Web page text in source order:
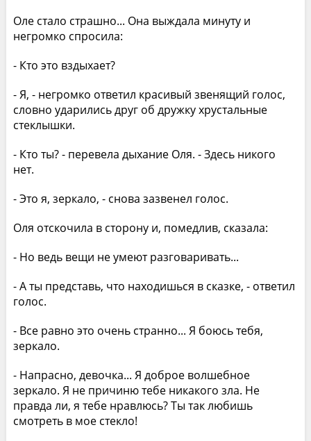
Оле стало страшно... Она выждала минуту и
негромко спросила:
- Кто это вздыхает?
- Я, - негромко ответил красивый звенящий голос,
словно ударились друг об дружку хрустальные
стеклышки.
- Кто ты? - перевела дыхание Оля. - Здесь никого
нет.
- Это я, зеркало, - снова зазвенел голос.
Оля отскочила в сторону и, помедлив, сказала:
- Но ведь вещи не умеют разговаривать...
- А ты представь, что находишься в сказке, - ответил
голос.
- Все равно это очень странно... Я боюсь тебя,
зеркало.
- Напрасно, девочка... Я доброе волшебное
зеркало. Я не причиню тебе никакого зла. Не
правда ли, я тебе нравлюсь? Ты так любишь
смотреть в мое стекло!